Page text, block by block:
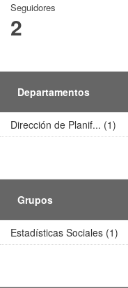
Seguidores
2
Departamentos
Dirección de Planif... (1)
Grupos
Estadísticas Sociales (1)